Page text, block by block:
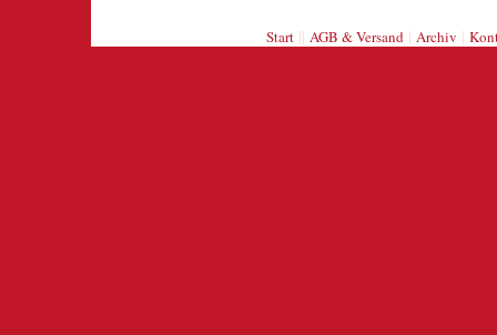
Start|| AGB & Versand| Archiv |